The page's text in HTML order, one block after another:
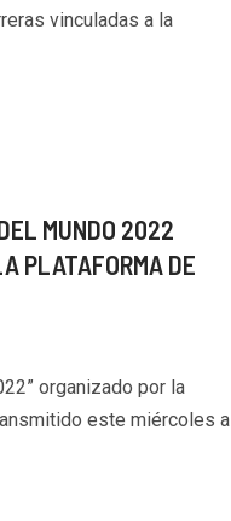
vinculadas a la
MUNDO 2022
PLATAFORMA DE
organizado por la
este miércoles a